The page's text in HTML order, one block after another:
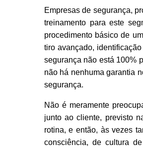
Empresas de segurança,
treinamento para este
procedimento básico de
tiro avançado,
segurança não está 100%
não há nenhuma garantia
segurança.
Não é meramente
junto ao cliente, previsto
rotina, e então, às vezes
consciência, de cultura